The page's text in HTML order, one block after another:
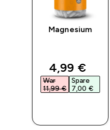
Magnesium
4,99 €‎
War
11,99 €‎
Spare
7,00 €‎